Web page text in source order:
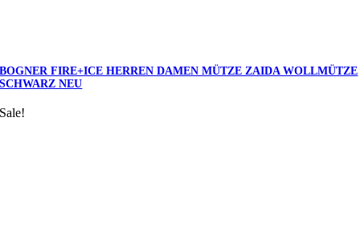
BOGNER FIRE+ICE HERREN DAMEN MÜTZE ZAIDA WOLLMÜTZE
SCHWARZ NEU
Sale!